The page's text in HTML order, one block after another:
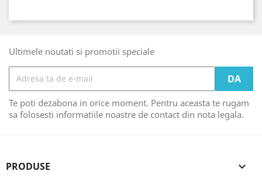
Ultimele noutati si promotii speciale
Te poti dezabona in orice moment. Pentru aceasta te rugam
sa folosesti informatiile noastre de contact din nota legala.
PRODUSE 